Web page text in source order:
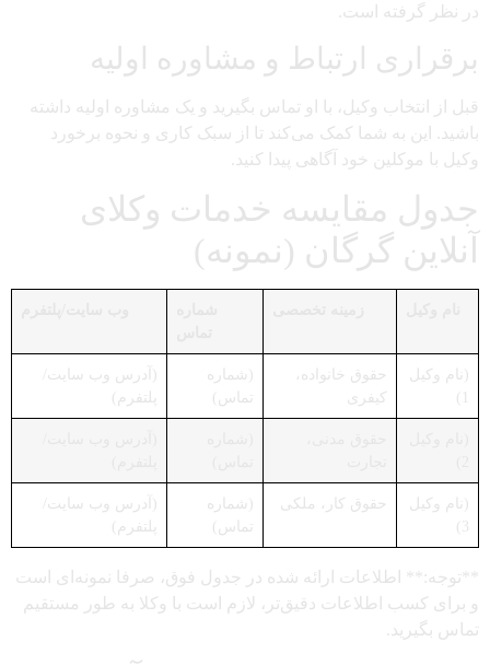
در نظر گرفته است.
برقراری ارتباط و مشاوره اولیه
قبل از انتخاب وکیل، با او تماس بگیرید و یک مشاوره اولیه داشته
باشید. این به شما کمک می‌کند تا از سبک کاری و نحوه برخورد
وکیل با موکلین خود آگاهی پیدا کنید.
جدول مقایسه خدمات وکلای
آنلاین گرگان (نمونه)
(نام وکیل
1)
حقوق خانواده،
کیفری
(شماره
تماس)
(آدرس وب سایت/
پلتفرم)
(نام وکیل
3)
حقوق کار، ملکی
(شماره
تماس)
(آدرس وب سایت/
پلتفرم)
**توجه:** اطلاعات ارائه شده در جدول فوق، صرفا نمونه‌ای است
و برای کسب اطلاعات دقیق‌تر، لازم است با وکلا به طور مستقیم
تماس بگیرید.